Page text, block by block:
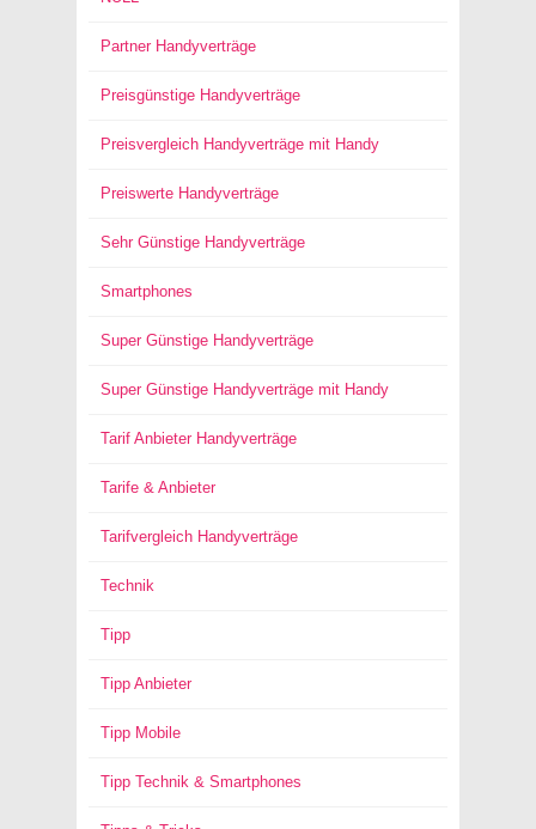
Partner Handyverträge
Preisgünstige Handyverträge
Preisvergleich Handyverträge mit Handy
Preiswerte Handyverträge
Sehr Günstige Handyverträge
Smartphones
Super Günstige Handyverträge
Super Günstige Handyverträge mit Handy
Tarif Anbieter Handyverträge
Tarife & Anbieter
Tarifvergleich Handyverträge
Technik
Tipp
Tipp Anbieter
Tipp Mobile
Tipp Technik & Smartphones